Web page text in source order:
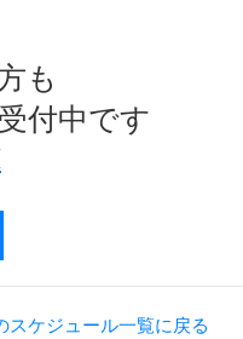
も
付中です
スケジュール一覧に戻る